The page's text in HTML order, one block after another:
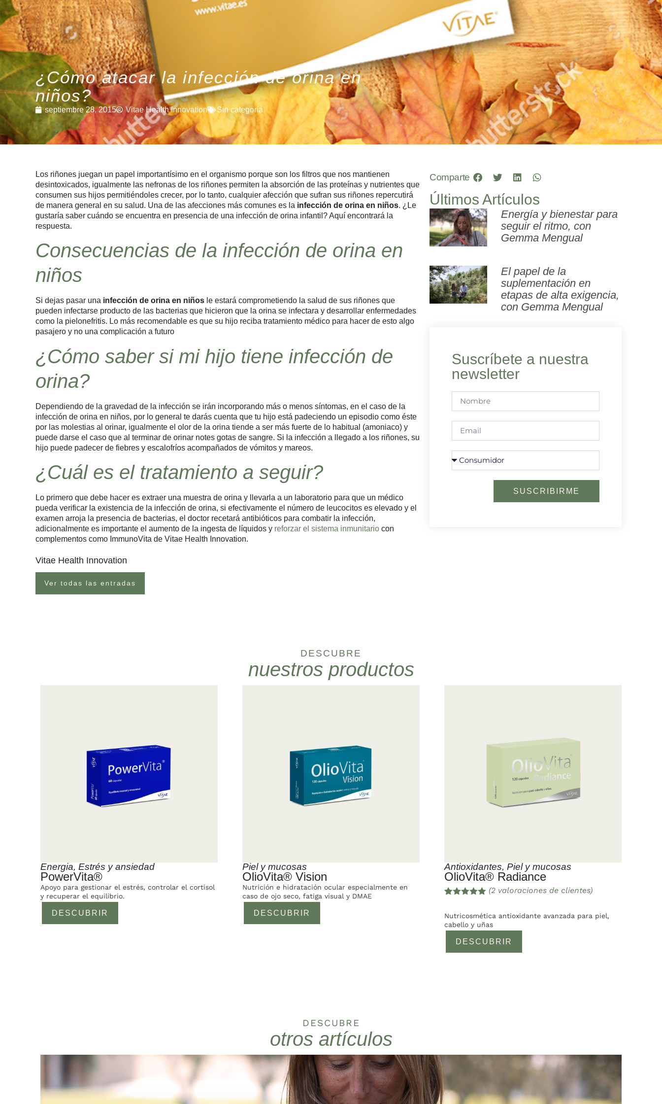
¿Cómo atacar la infección de orina en
niños?
septiembre 28, 2015 Vitae Health Innovation Sin categoría
Los riñones juegan un papel importantísimo en el organismo porque son los filtros que nos mantienen
desintoxicados, igualmente las nefronas de los riñones permiten la absorción de las proteínas y nutrientes que
consumen sus hijos permitiéndoles crecer, por lo tanto, cualquier afección que sufran sus riñones repercutirá
de manera general en su salud. Una de las afecciones más comunes es la infección de orina en niños. ¿Le
gustaría saber cuándo se encuentra en presencia de una infección de orina infantil? Aquí encontrará la
respuesta.
Consecuencias de la infección de orina en
niños
Si dejas pasar una infección de orina en niños le estará comprometiendo la salud de sus riñones que
pueden infectarse producto de las bacterias que hicieron que la orina se infectara y desarrollar enfermedades
como la pielonefritis. Lo más recomendable es que su hijo reciba tratamiento médico para hacer de esto algo
pasajero y no una complicación a futuro
¿Cómo saber si mi hijo tiene infección de
orina?
Dependiendo de la gravedad de la infección se irán incorporando más o menos síntomas, en el caso de la
infección de orina en niños, por lo general te darás cuenta que tu hijo está padeciendo un episodio como éste
por las molestias al orinar, igualmente el olor de la orina tiende a ser más fuerte de lo habitual (amoniaco) y
puede darse el caso que al terminar de orinar notes gotas de sangre. Si la infección a llegado a los riñones, su
hijo puede padecer de fiebres y escalofríos acompañados de vómitos y mareos.
¿Cuál es el tratamiento a seguir?
Lo primero que debe hacer es extraer una muestra de orina y llevarla a un laboratorio para que un médico
pueda verificar la existencia de la infección de orina, si efectivamente el número de leucocitos es elevado y el
examen arroja la presencia de bacterias, el doctor recetará antibióticos para combatir la infección,
adicionalmente es importante el aumento de la ingesta de líquidos y reforzar el sistema inmunitario con
complementos como ImmunoVita de Vitae Health Innovation.
Vitae Health Innovation
Ver todas las entradas
Comparte
Últimos Artículos
Energía y bienestar para
seguir el ritmo, con
Gemma Mengual
El papel de la
suplementación en
etapas de alta exigencia,
con Gemma Mengual
Suscríbete a nuestra
newsletter
SUSCRIBIRME
DESCUBRE
nuestros productos
Energia, Estrés y ansiedad
PowerVita®
DESCUBRIR
Apoyo para gestionar el estrés, controlar el cortisol
y recuperar el equilibrio.
Piel y mucosas
OlioVita® Vision
DESCUBRIR
Nutrición e hidratación ocular especialmente en
caso de ojo seco, fatiga visual y DMAE
Antioxidantes, Piel y mucosas
OlioVita® Radiance
DESCUBRIR
5 en base
a
s de
(2 valoraciones de clientes)
Nutricosmética antioxidante avanzada para piel,
cabello y uñas
DESCUBRE
otros artículos